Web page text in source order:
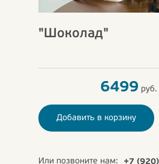
"Шоколад"
6499 руб.
Добавить в корзину
Или позвоните нам: +7